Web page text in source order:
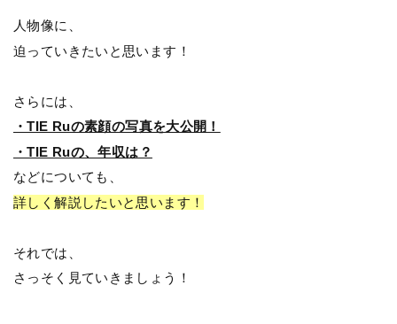
人物像に、
迫っていきたいと思います！
さらには、
・TIE Ruの素顔の写真を大公開！
・TIE Ruの、年収は？
などについても、
詳しく解説したいと思います！
それでは、
さっそく見ていきましょう！